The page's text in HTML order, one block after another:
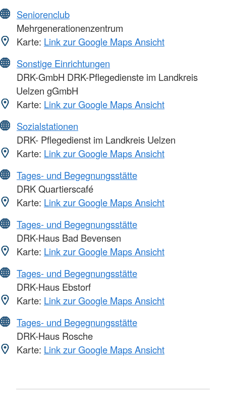
Seniorenclub
Mehrgenerationenzentrum
Karte: Link zur Google Maps Ansicht
Sonstige Einrichtungen
DRK-GmbH DRK-Pflegedienste im Landkreis
Uelzen gGmbH
Karte: Link zur Google Maps Ansicht
Sozialstationen
DRK- Pflegedienst im Landkreis Uelzen
Karte: Link zur Google Maps Ansicht
Tages- und Begegnungsstätte
DRK Quartierscafé
Karte: Link zur Google Maps Ansicht
Tages- und Begegnungsstätte
DRK-Haus Bad Bevensen
Karte: Link zur Google Maps Ansicht
Tages- und Begegnungsstätte
DRK-Haus Ebstorf
Karte: Link zur Google Maps Ansicht
Tages- und Begegnungsstätte
DRK-Haus Rosche
Karte: Link zur Google Maps Ansicht